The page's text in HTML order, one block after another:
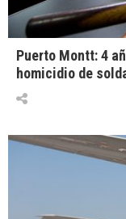
Puerto Montt: 4
homicidio de